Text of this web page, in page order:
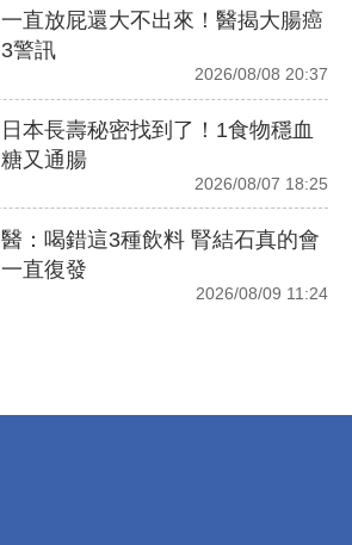
一直放屁還大不出來！醫揭大腸癌
3警訊
2026/08/08 20:37
日本長壽秘密找到了！1食物穩血
糖又通腸
2026/08/07 18:25
醫：喝錯這3種飲料 腎結石真的會
一直復發
2026/08/09 11:24